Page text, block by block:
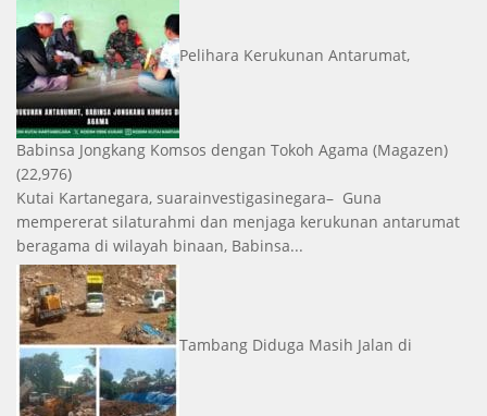
Pelihara Kerukunan Antarumat,
Babinsa Jongkang Komsos dengan Tokoh Agama (Magazen)
(22,976)
Kutai Kartanegara, suarainvestigasinegara– Guna
mempererat silaturahmi dan menjaga kerukunan antarumat
beragama di wilayah binaan, Babinsa...
Tambang Diduga Masih Jalan di